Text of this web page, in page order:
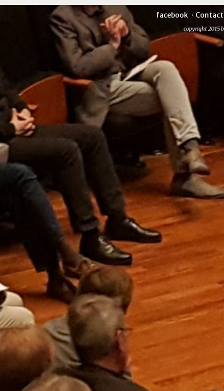
facebook Contact
copyright 2015